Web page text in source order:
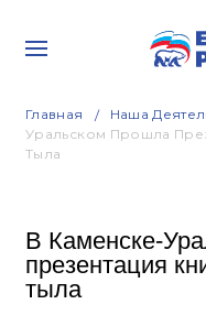
Главная Наша
Уральском Прошла
Тыла
В Каменске-
презентация
тыла